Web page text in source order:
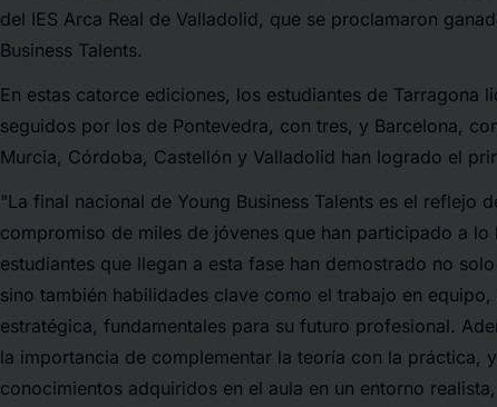
del IES Arca Real de Valladolid, que se proclamaron
Business Talents.
En estas catorce ediciones, los estudiantes de Tarragona
seguidos por los de Pontevedra, con tres, y Barcelona,
Murcia, Córdoba, Castellón y Valladolid han logrado el
"La final nacional de Young Business Talents es el reflejo
compromiso de miles de jóvenes que han participado a
estudiantes que llegan a esta fase han demostrado no
sino también habilidades clave como el trabajo en
estratégica, fundamentales para su futuro profesional.
la importancia de complementar la teoría con la práctica,
conocimientos adquiridos en el aula en un entorno